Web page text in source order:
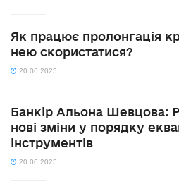
Як працює пролонгація
нею скористатися?
20.06.2025
Банкір Альона Шевцова:
нові зміни у порядку
інструментів
20.06.2025